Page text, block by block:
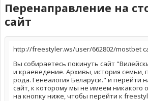
Перенаправление на
сайт
http://freestyler.ws/user/662802/mostbet
Вы собираетесь покинуть сайт
и краеведение. Архивы, история семьи,
рода. Генеалогия Беларуси." и перейти
сайт, к которому мы не имеем никакого
на кнопку ниже, чтобы перейти к